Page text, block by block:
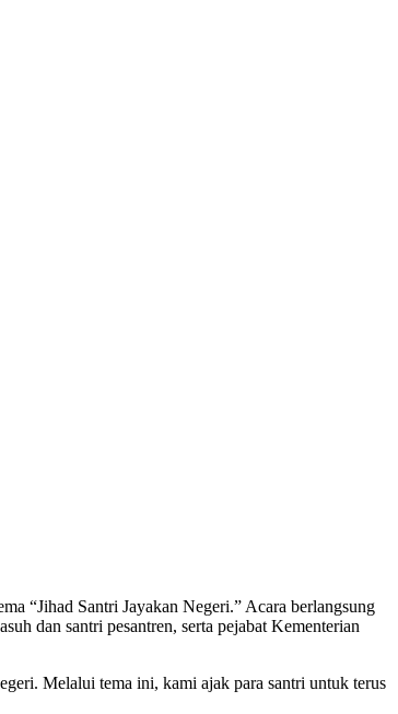
“Jihad Santri Jayakan Negeri.” Acara berlangsung
dan santri pesantren, serta pejabat Kementerian
Melalui tema ini, kami ajak para santri untuk terus